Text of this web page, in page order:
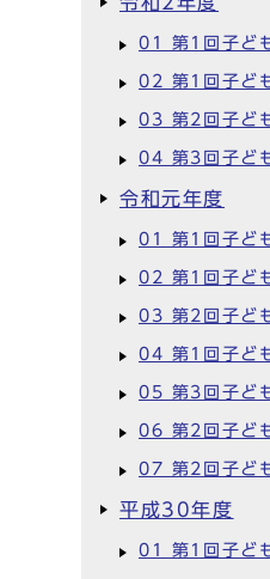
01 第1回子ど
02 第1回子ど
03 第2回子ど
04 第3回子ど
令和元年度
01 第1回子ど
02 第1回子ど
03 第2回子ど
04 第1回子ど
05 第3回子ど
06 第2回子ど
07 第2回子ど
平成30年度
01 第1回子ど